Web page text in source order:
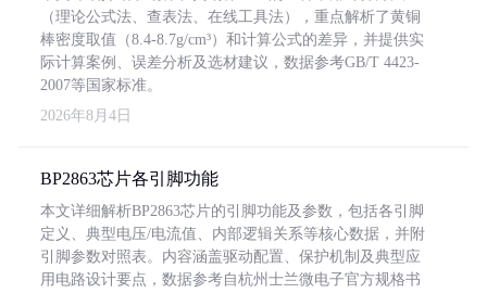
（理论公式法、查表法、在线工具法），重点解析了黄铜
棒密度取值（8.4-8.7g/cm³）和计算公式的差异，并提供实
际计算案例、误差分析及选材建议，数据参考GB/T 4423-
2007等国家标准。
2026年8月4日
BP2863芯片各引脚功能
本文详细解析BP2863芯片的引脚功能及参数，包括各引脚
定义、典型电压/电流值、内部逻辑关系等核心数据，并附
引脚参数对照表。内容涵盖驱动配置、保护机制及典型应
用电路设计要点，数据参考自杭州士兰微电子官方规格书